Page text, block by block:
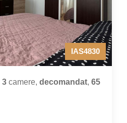
IAS4830
3 camere, decomandat, 65